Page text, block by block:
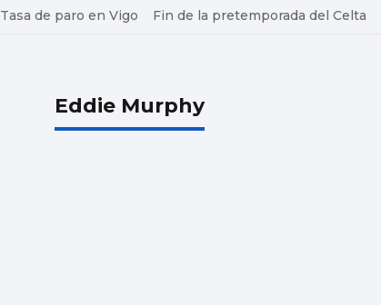
Tasa de paro en Vigo Fin de la pretemporada del Celta
Eddie Murphy